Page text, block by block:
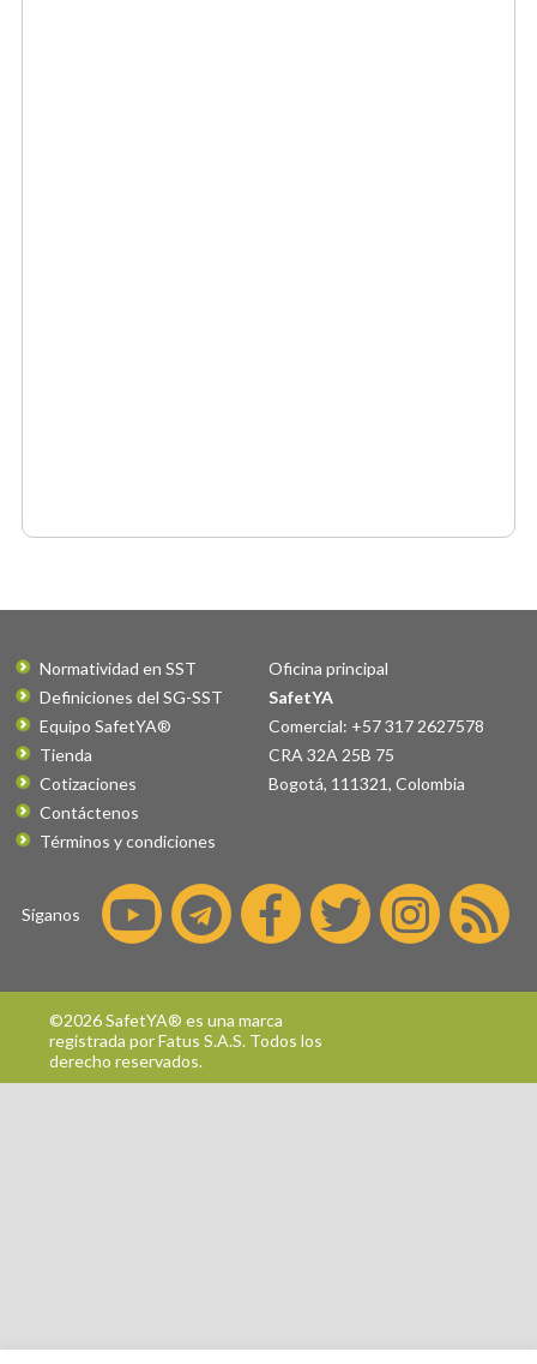
Normatividad en SST
Definiciones del SG-SST
Equipo SafetYA®
Tienda
Cotizaciones
Contáctenos
Términos y condiciones
Oficina principal
SafetYA
Comercial: +57 317 2627578
CRA 32A 25B 75
Bogotá, 111321, Colombia
Síganos
©2026 SafetYA® es una marca
registrada porFatus S.A.S. Todos los
derecho reservados.